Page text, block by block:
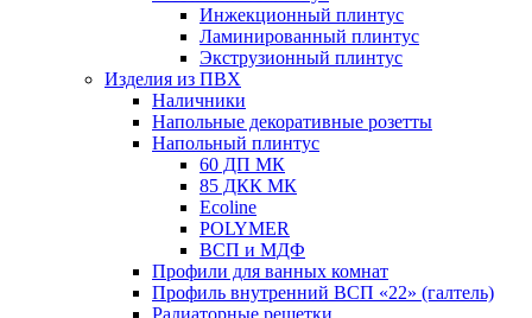
Инжекционный плинтус
Ламинированный плинтус
Экструзионный плинтус
Изделия из ПВХ
Наличники
Напольные декоративные розетты
Напольный плинтус
60 ДП МК
85 ДКК МК
Ecoline
POLYMER
ВСП и МДФ
Профили для ванных комнат
Профиль внутренний ВСП «22» (галтель)
Радиаторные решетки